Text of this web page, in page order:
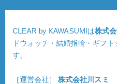
CLEAR by KAWASUMIは株式
ドウォッチ・結婚指輪・ギフ
す。
［運営会社］株式会社川スミ